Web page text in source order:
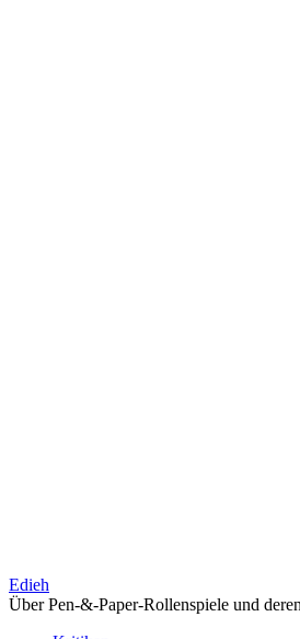
Edieh
Über Pen-&-Paper-Rollenspiele und